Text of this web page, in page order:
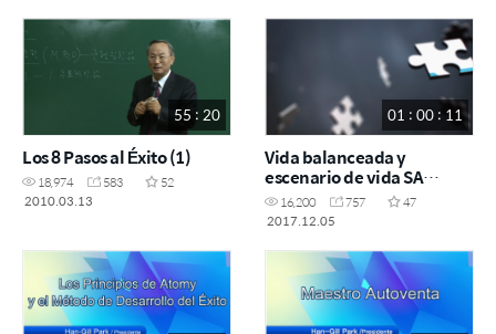
55 : 20
Los 8 Pasos al Éxito (1)
18,974 583
52
2010.03.13
01 : 00 : 11
Vida balanceada y
escenario de vida SA
210418
16,200 757
47
2017.12.05